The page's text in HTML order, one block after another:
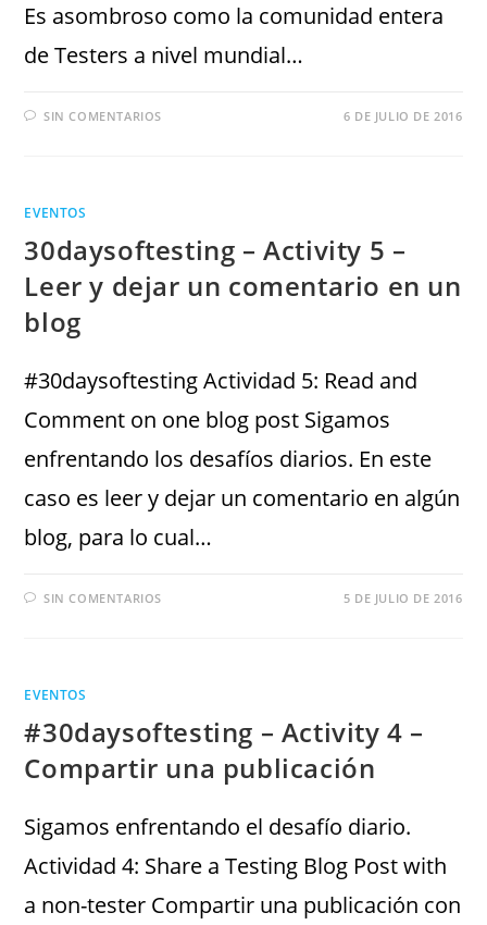
Es asombroso como la comunidad entera
de Testers a nivel mundial…
SIN COMENTARIOS 6 DE JULIO DE 2016
EVENTOS
30daysoftesting – Activity 5 –
Leer y dejar un comentario en un
blog
#30daysoftesting Actividad 5: Read and
Comment on one blog post Sigamos
enfrentando los desafíos diarios. En este
caso es leer y dejar un comentario en algún
blog, para lo cual…
SIN COMENTARIOS 5 DE JULIO DE 2016
EVENTOS
#30daysoftesting – Activity 4 –
Compartir una publicación
Sigamos enfrentando el desafío diario.
Actividad 4: Share a Testing Blog Post with
a non-tester Compartir una publicación con